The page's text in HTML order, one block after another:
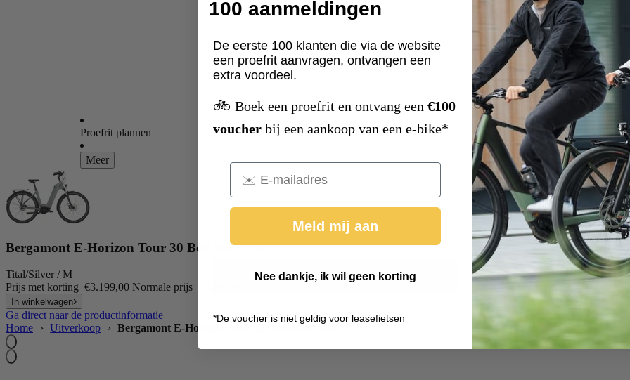
Proefrit plannen
Meer
Bergamont E-Horizon Tour 30 Belt Wave 2025
Tital/Silver / M
Prijs met korting €3.199,00 Normale prijs
In winkelwagen
Ga direct naar de productinformatie
Home
› Uitverkoop › Bergamont E-Horizon Tour 30 Belt Wave 2025
100 aanmeldingen
De eerste 100 klanten die via de website
een proefrit aanvragen, ontvangen een
extra voordeel.
🚲 Boek een proefrit en ontvang een €100
voucher bij een aankoop van een e-bike*
Email
Meld mij aan
Nee dankje, ik wil geen korting
*De voucher is niet geldig voor leasefietsen